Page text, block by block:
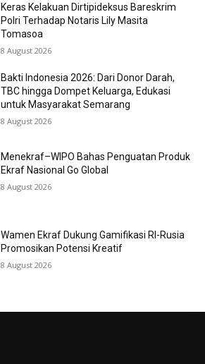
Keras Kelakuan Dirtipideksus Bareskrim
Polri Terhadap Notaris Lily Masita
Tomasoa
8 August 2026
Bakti Indonesia 2026: Dari Donor Darah,
TBC hingga Dompet Keluarga, Edukasi
untuk Masyarakat Semarang
8 August 2026
Menekraf–WIPO Bahas Penguatan Produk
Ekraf Nasional Go Global
8 August 2026
Wamen Ekraf Dukung Gamifikasi RI-Rusia
Promosikan Potensi Kreatif
8 August 2026